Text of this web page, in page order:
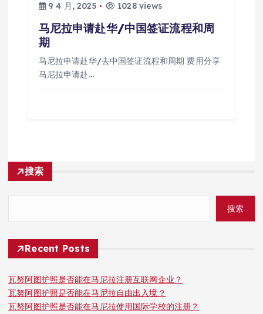
9 4 月, 2025
1028 views
马尼拉申请赴华/中国签证流程和周
期
马尼拉申请赴华/去中国签证流程和周期 费用分享
马尼拉申请赴…
搜索
搜索
Recent Posts
瓦努阿图护照是否能在马尼拉注册互联网企业？
瓦努阿图护照是否能在马尼拉自由出入境？
瓦努阿图护照是否能在马尼拉使用国际学校的注册？